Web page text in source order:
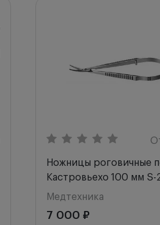
Ножницы роговичные
Кастровьехо 100 мм S-
Медтехника
7 000 ₽